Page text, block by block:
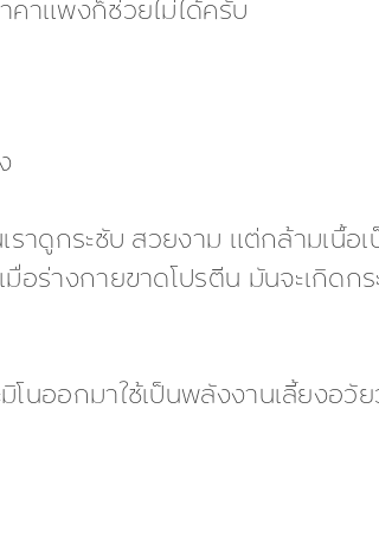
คาแพงก็ช่วยไม่ได้ครับ
ราดูกระชับ สวยงาม แต่กล้ามเนื้อเ
อร่างกายขาดโปรตีน มันจะเกิดก
นออกมาใช้เป็นพลังงานเลี้ยงอวั